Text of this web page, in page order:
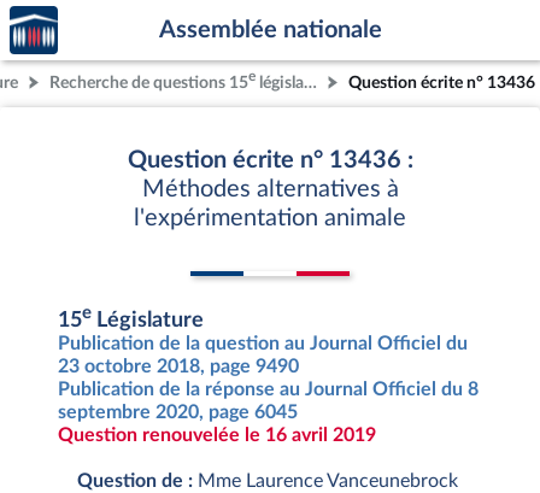
Aller au contenu
Aller en bas de la page
Accèder
à la
page
d'accueil
Assemblée nationale
Recherche de questions 15e législature Question écrite n° 13436
Question écrite n° 13436 :
Méthodes alternatives à
l'expérimentation animale
15e Législature
Publication de la question au Journal Officiel du
23 octobre 2018, page 9490
Publication de la réponse au Journal Officiel du 8
septembre 2020, page 6045
Question renouvelée le 16 avril 2019
Question de : Mme Laurence Vanceunebrock